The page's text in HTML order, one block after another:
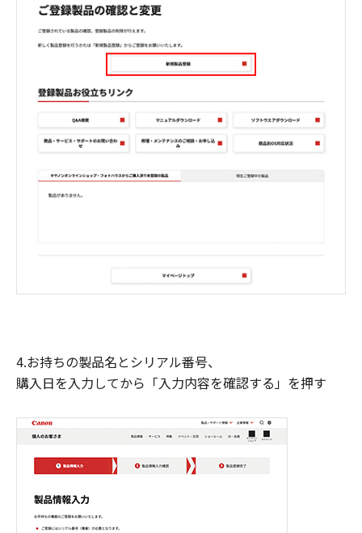
4.お持ちの製品名とシリアル番号、
購入日を入力してから「入力内容を確認する」を押す